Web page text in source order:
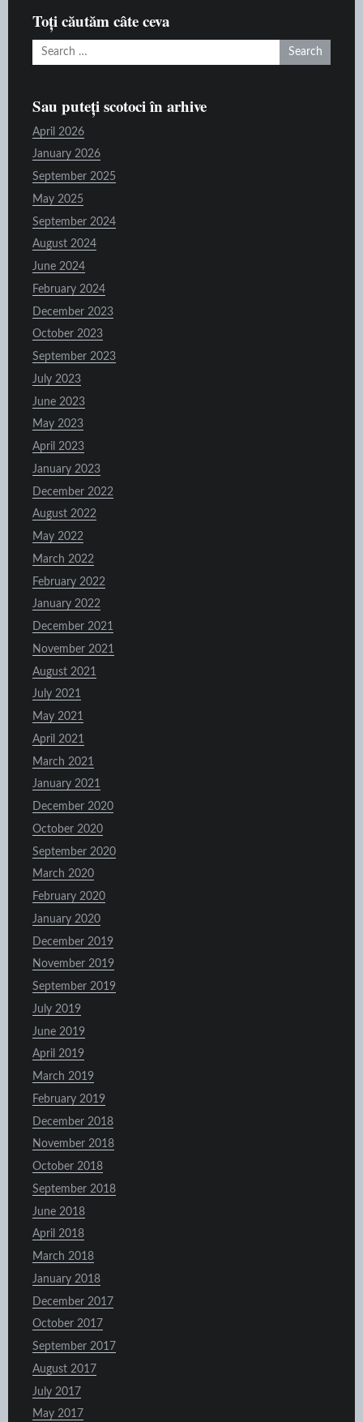
Toți căutăm câte ceva
Search
Sau puteți scotoci în arhive
April 2026
January 2026
September 2025
May 2025
September 2024
August 2024
June 2024
February 2024
December 2023
October 2023
September 2023
July 2023
June 2023
May 2023
April 2023
January 2023
December 2022
August 2022
May 2022
March 2022
February 2022
January 2022
December 2021
November 2021
August 2021
July 2021
May 2021
April 2021
March 2021
January 2021
December 2020
October 2020
September 2020
March 2020
February 2020
January 2020
December 2019
November 2019
September 2019
July 2019
June 2019
April 2019
March 2019
February 2019
December 2018
November 2018
October 2018
September 2018
June 2018
April 2018
March 2018
January 2018
December 2017
October 2017
September 2017
August 2017
July 2017
May 2017